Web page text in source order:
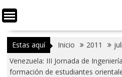
Estas aquí Inicio 2011
Venezuela: III Jornada de
formación de estudiantes